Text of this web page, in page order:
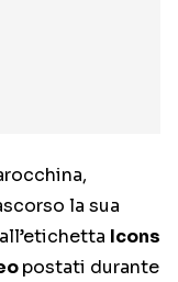
la sua
Icons
postati durante